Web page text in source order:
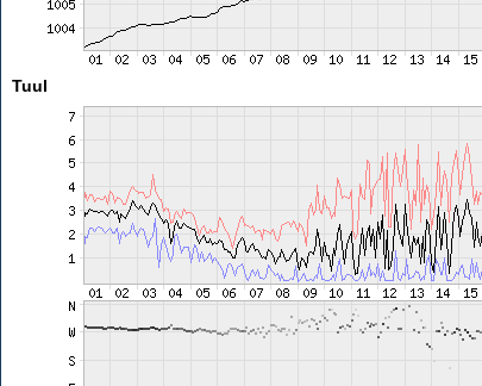
Tuul